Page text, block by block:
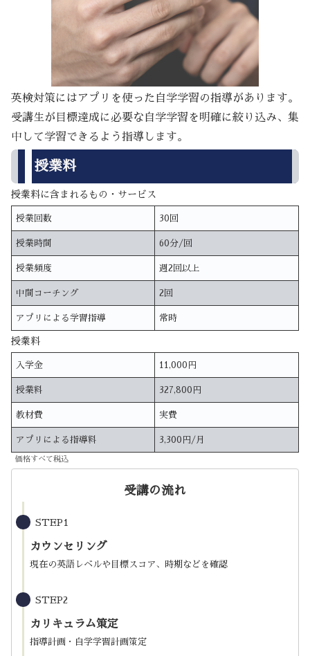
英検対策にはアプリを使った自学学習の指導があります。
受講生が目標達成に必要な自学学習を明確に絞り込み、集
中して学習できるよう指導します。
授業料
授業料に含まれるもの・サービス
授業回数 30回
授業時間 60分/回
授業頻度 週2回以上
中間コーチング 2回
アプリによる学習指導 常時
授業料
入学金 11,000円
授業料 327,800円
教材費 実費
アプリによる指導料 3,300円/月
価格すべて税込
受講の流れ
STEP1
カウンセリング
現在の英語レベルや目標スコア、時期などを確認
STEP2
カリキュラム策定
指導計画・自学学習計画策定